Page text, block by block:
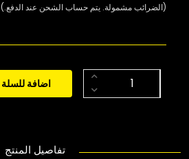
(الضرائب مشمولة. يتم حساب الشحن عند الدفع.)
اضافة للسلة
تفاصيل المنتج